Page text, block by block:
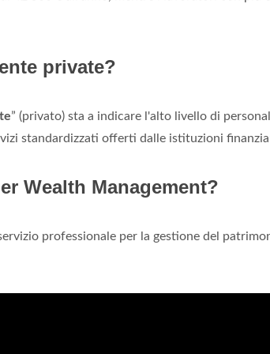
private?
” (privato) sta a indicare l'alto livello di
standardizzati offerti dalle istituzioni
Wealth Management?
professionale per la gestione del